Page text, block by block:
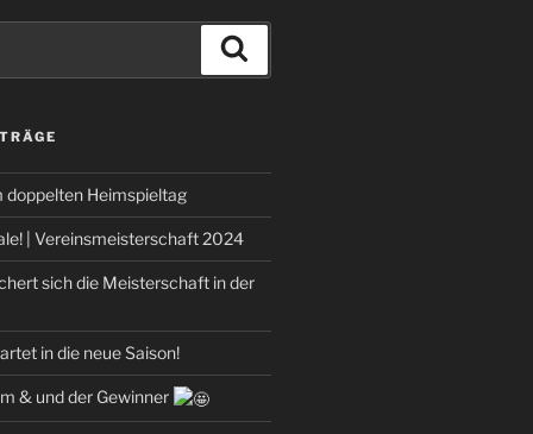
doppelten Heimspieltag
| Vereinsmeisterschaft 2024
sich die Meisterschaft in der
in die neue Saison!
& und der Gewinner